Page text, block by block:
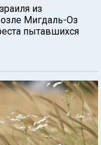
из
Мигдаль-Оз
пытавшихся